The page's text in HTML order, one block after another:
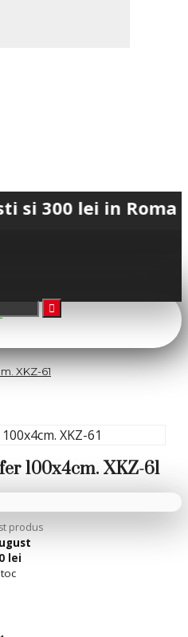
lei in Romania •
XKZ-61
100x4cm. XKZ-61
produs
lei